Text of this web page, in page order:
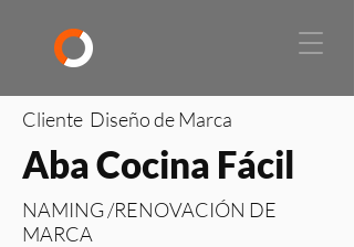
Cliente Diseño de Marca
Aba Cocina Fácil
NAMING /RENOVACIÓN DE
MARCA